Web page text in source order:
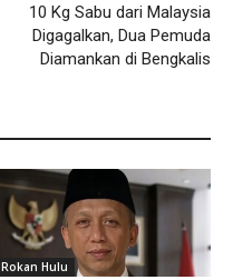
10 Kg Sabu dari Malaysia
Digagalkan, Dua Pemuda
Diamankan di Bengkalis
Rokan Hulu